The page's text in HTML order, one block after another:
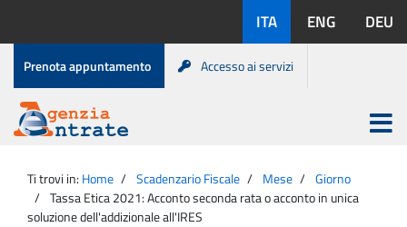
contenuto
disponibili:
ITA ENG DEU
Menu
di
servizio
Prenota appuntamento Accesso ai servizi
Agenzia
Entrate
Apri
menu
principale
Ti trovi in: Home Scadenzario Fiscale Mese
Giorno
Tassa Etica 2021: Acconto seconda rata o acconto in unica
soluzione dell'addizionale all'IRES